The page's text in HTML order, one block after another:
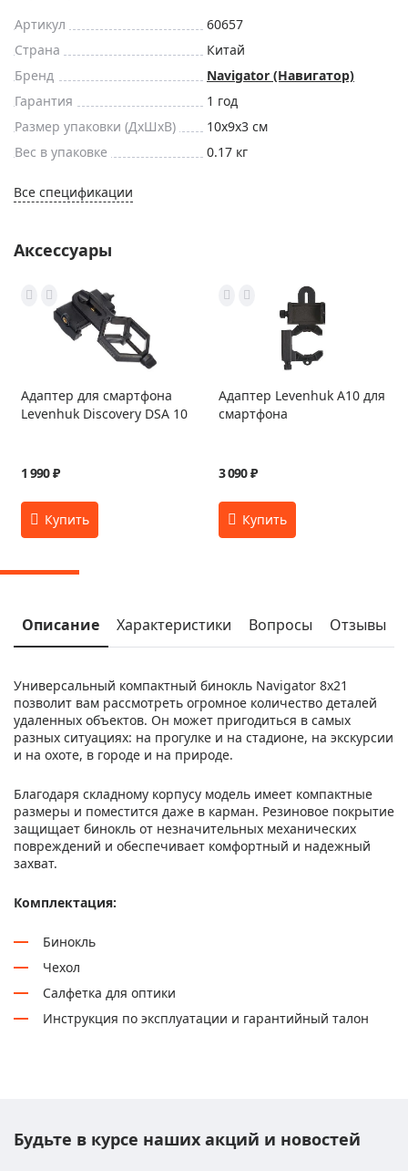
Артикул
60657
Страна
Китай
Бренд
Navigator (Навигатор)
Гарантия
1 год
Размер упаковки (ДxШxВ)
10x9x3 см
Вес в упаковке
0.17 кг
Все спецификации
Аксессуары
Адаптер для смартфона
Levenhuk Discovery DSA 10
1 990 ₽
Адаптер Levenhuk A10 для
смартфона
3 090 ₽
Описание Характеристики Вопросы Отзывы
Универсальный компактный бинокль Navigator 8х21
позволит вам рассмотреть огромное количество деталей
удаленных объектов. Он может пригодиться в самых
разных ситуациях: на прогулке и на стадионе, на экскурсии
и на охоте, в городе и на природе.
Благодаря складному корпусу модель имеет компактные
размеры и поместится даже в карман. Резиновое покрытие
защищает бинокль от незначительных механических
повреждений и обеспечивает комфортный и надежный
захват.
Комплектация:
Бинокль
Чехол
Салфетка для оптики
Инструкция по эксплуатации и гарантийный талон
Будьте в курсе наших акций и новостей